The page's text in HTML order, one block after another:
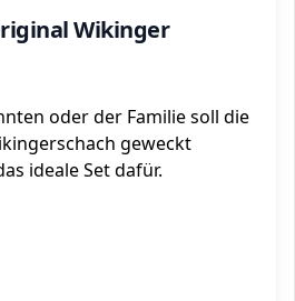
Wikinger
oder der Familie soll die
geweckt
ideale Set dafür.